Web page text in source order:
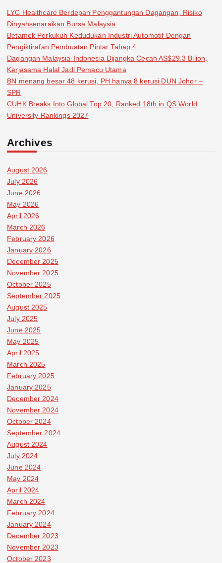
LYC Healthcare Berdepan Penggantungan Dagangan, Risiko
Dinyahsenaraikan Bursa Malaysia
Betamek Perkukuh Kedudukan Industri Automotif Dengan
Pengiktirafan Pembuatan Pintar Tahap 4
Dagangan Malaysia-Indonesia Dijangka Cecah AS$29.3 Bilion,
Kerjasama Halal Jadi Pemacu Utama
BN menang besar 48 kerusi, PH hanya 8 kerusi DUN Johor –
SPR
CUHK Breaks Into Global Top 20, Ranked 18th in QS World
University Rankings 2027
Archives
August 2026
July 2026
June 2026
May 2026
April 2026
March 2026
February 2026
January 2026
December 2025
November 2025
October 2025
September 2025
August 2025
July 2025
June 2025
May 2025
April 2025
March 2025
February 2025
January 2025
December 2024
November 2024
October 2024
September 2024
August 2024
July 2024
June 2024
May 2024
April 2024
March 2024
February 2024
January 2024
December 2023
November 2023
October 2023